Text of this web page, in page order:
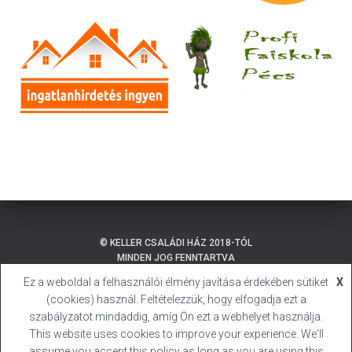
© KELLER CSALÁDI HÁZ 2018-TÓL
MINDEN JOG FENNTARTVA
ADATKEZELÉSI TÁJÉKOZTATÓ
SÜTI (COOKIE) TÁJÉKOZTATÓ
BALATONMÁRIAFÜRDŐ
HIVATALOS HONLAP
Ez a weboldal a felhasználói élmény javítása érdekében sütiket
(cookies) használ. Feltételezzük, hogy elfogadja ezt a
szabályzatot mindaddig, amíg Ön ezt a webhelyet használja.
This website uses cookies to improve your experience. We'll
X